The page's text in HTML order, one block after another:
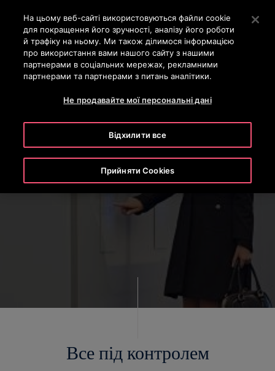
Натисніть клавішу Enter, щоб перейти до основного
ПОШУК
Диспетчеризація
Все під контролем
На цьому веб-сайті використовуються файли cookie
для покращення його зручності, аналізу його роботи
й трафіку на ньому. Ми також ділимося інформацією
про використання вами нашого сайту з нашими
партнерами в соціальних мережах, рекламними
партнерами та партнерами з питань аналітики.
Не продавайте мої персональні дані
Відхилити все
Прийняти Cookies